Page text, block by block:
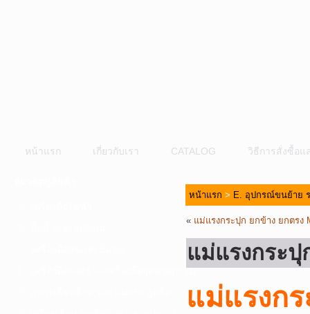
หน้าแรก เกี่ยวกับเรา CATALOG วิธีการสั่งซื้อแ
D. เครื่องมือก่อสร้าง-เครื่องมืออุตสาหกรรม
หน้าแรก > E. อุปกรณ์ขนย้าย
« แม่แรงกระปุก ยกข้าง ยกตรง
แม่แรงกระปุ
แม่แรงก